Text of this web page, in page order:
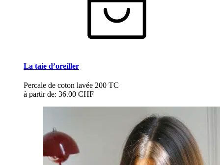
La taie d’oreiller
Percale de coton lavée 200 TC
à partir de: 36.00 CHF